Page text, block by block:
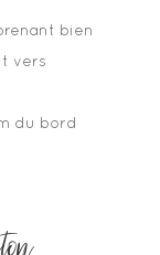
bien
vers
du bord